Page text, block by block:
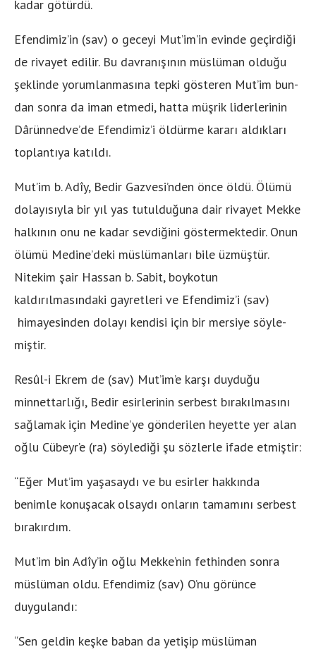
kadar götürdü.
Efendimiz’in (sav) o ge­ceyi Mut’im’in evinde geçirdiği
de rivayet edilir. Bu dav­ranışının müslüman olduğu
şeklinde yo­rumlanmasına tepki gösteren Mut’im bun­
dan sonra da iman etmedi, hatta müşrik liderlerinin
Dârünnedve’de Efendimiz’i öldürme kararı aldıkları
toplantıya katıldı.
Mut’im b. Adîy, Bedir Gazvesi’nden önce öldü. Ölümü
dola­yısıyla bir yıl yas tutulduğuna dair rivayet Mekke
halkının onu ne kadar sevdiğini göster­mektedir. Onun
ölümü Medine’deki müslümanları bile üzmüştür.
Nitekim şair Has­san b. Sabit, boykotun
kaldırılmasındaki gayretleri ve Efendimiz’i (sav)
himayesin­den dolayı kendisi için bir mersiye söyle­
miştir.
Resûl-i Ekrem de (sav) Mut’im’e karşı duyduğu
minnettarlığı, Bedir esirlerinin serbest bırakılmasını
sağ­lamak için Medine’ye gönderilen heyette yer alan
oğlu Cübeyr’e (ra) söylediği şu sözler­le ifade etmiştir:
“Eğer Mut’im yaşasaydı ve bu esirler hakkında
benimle konuşacak olsaydı onların tamamını serbest
bırakır­dım.
Mut’im bin Adîy’in oğlu Mekke’nin fethinden sonra
müslüman oldu. Efendimiz (sav) O’nu görünce
duygulandı:
“Sen geldin keşke baban da yetişip müslüman